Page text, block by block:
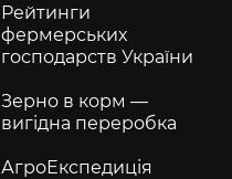
Рейтинги
фермерських
господарств України
Зерно в корм —
вигідна переробка
АгроЕкспедиція